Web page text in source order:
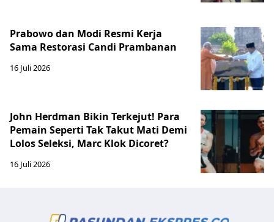
Prabowo dan Modi Resmi Kerja
Sama Restorasi Candi Prambanan
16 Juli 2026
John Herdman Bikin Terkejut! Para
Pemain Seperti Tak Takut Mati Demi
Lolos Seleksi, Marc Klok Dicoret?
16 Juli 2026